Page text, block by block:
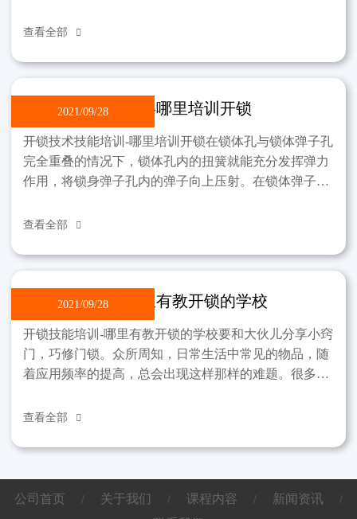
准。该学
查看全部 
2021/09/28
开锁技术技能培训-哪里培训开锁
开锁技术技能培训-哪里培训开锁在锁体孔与锁体弹子孔
完全重叠的情况下，锁体孔内的扭簧就能充分发挥弹力
作用，将锁身弹子孔内的弹子向上压射。在锁体弹子孔
在同一
查看全部 
2021/09/28
开锁技能培训-哪里有教开锁的学校
开锁技能培训-哪里有教开锁的学校要和大伙儿分享小窍
门，巧修门锁。众所周知，日常生活中常见的物品，随
着应用频率的提高，总会出现这样那样的难题。很多时
支。就门
查看全部 
公司首页 / 关于我们 / 课程内容 / 新闻资讯 /